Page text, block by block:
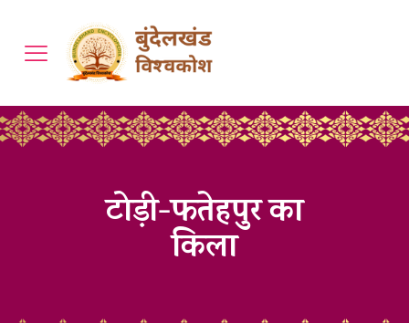
टोड़ी-फतेहपुर का
किला